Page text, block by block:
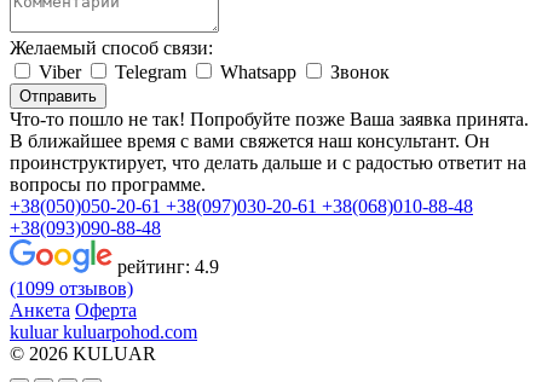
Желаемый способ связи:
Viber
Telegram Whatsapp Звонок
Отправить
Что-то пошло не так! Попробуйте позже Ваша заявка принята.
В ближайшее время с вами свяжется наш консультант. Он
проинструктирует, что делать дальше и с радостью ответит на
вопросы по программе.
+38(050)050-20-61 +38(097)030-20-61 +38(068)010-88-48
+38(093)090-88-48
рейтинг: 4.9
(1099 отзывов)
Анкета Оферта
kuluar kuluarpohod.com
© 2026 KULUAR